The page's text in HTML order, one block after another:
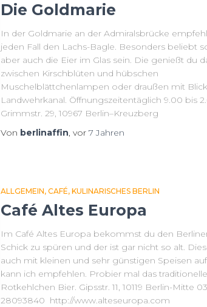
Die Goldmarie
In der Goldmarie an der Admiralsbrücke
jeden Fall den Lachs-Bagle. Besonders beliebt
aber auch die Eier im Glas sein. Die genießt du
zwischen Kirschblüten und hübschen
Muschelblättchenlampen oder draußen mit
Landwehrkanal. Öffnungszeitentäglich 9.00 bis
Grimmstr. 29, 10967 Berlin–Kreuzberg
Von berlinaffin, vor 7 Jahren
ALLGEMEIN CAFÉ KULINARISCHES BERLIN
Café Altes Europa
Im Café Altes Europa bekommst du den
Schick zu spüren und der ist gar nicht so alt.
auch mit kleinen und sehr günstigen Speisen
kann ich empfehlen. Probier mal das traditionelle
Rotkehlchen Bier. Gipsstr. 11, 10119 Berlin-Mitte
28093840 http://www.alteseuropa.com